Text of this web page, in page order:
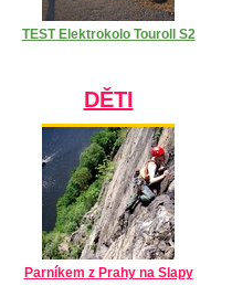
TEST Elektrokolo Touroll S2
DĚTI
Parníkem z Prahy na Slapy